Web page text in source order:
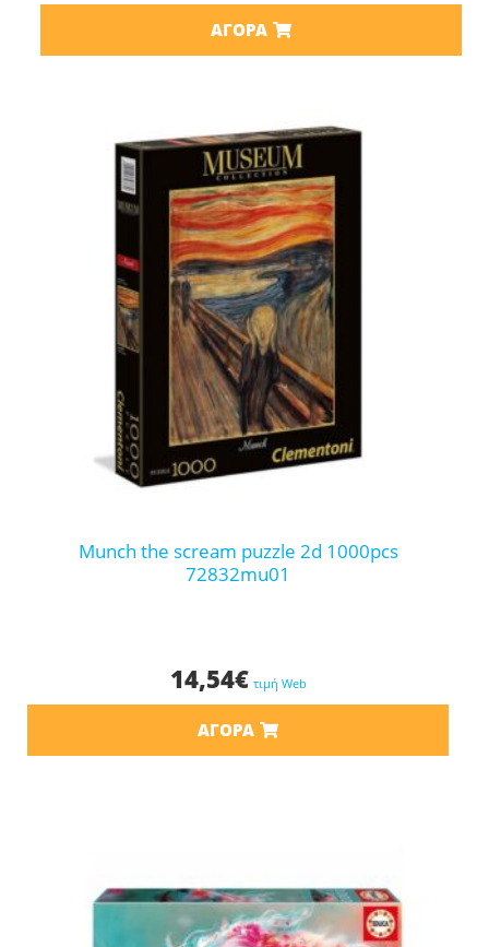
ΑΓΟΡΆ
munch the scream puzzle 2d 1000pcs
72832mu01
14,54€ τιμή Web
ΑΓΟΡΆ